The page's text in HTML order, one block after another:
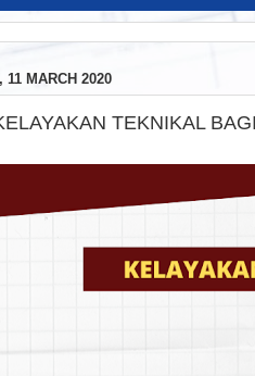
11 MARCH 2020
TEKNIKAL